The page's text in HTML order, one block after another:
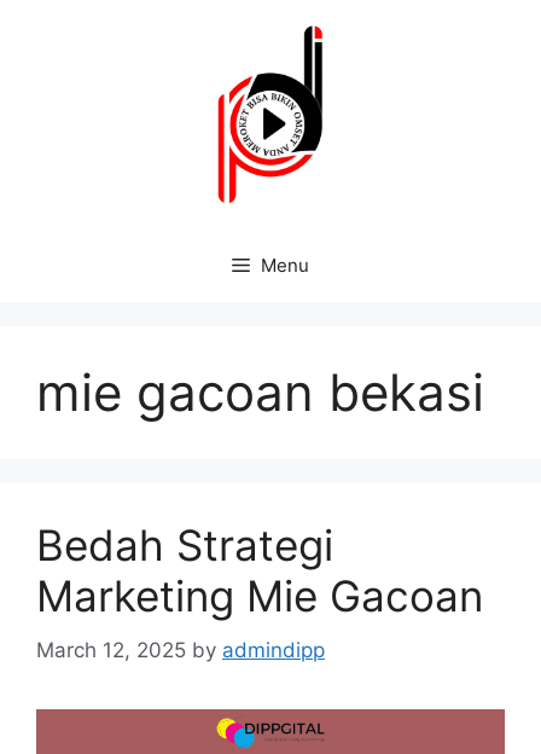
Menu
mie gacoan bekasi
Bedah Strategi
Marketing Mie Gacoan
March 12, 2025 by admindipp